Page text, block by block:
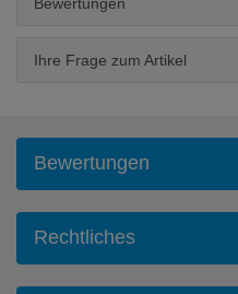
Ihre Frage zum Artikel
Bewertungen
Rechtliches